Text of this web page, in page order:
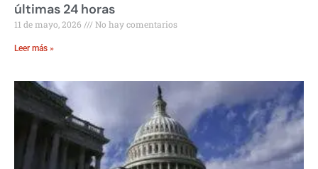
últimas 24 horas
11 de mayo, 2026 No hay comentarios
Leer más »